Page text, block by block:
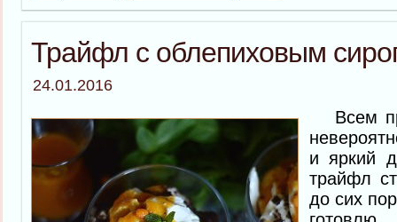
Трайфл с облепиховым
24.01.2016
Всем
и яркий
трайфл
до сих